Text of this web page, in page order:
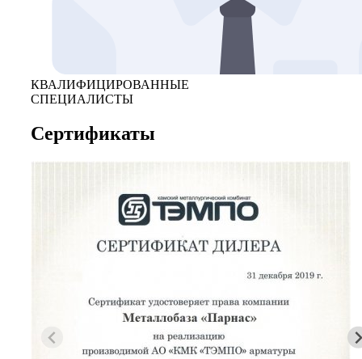
КВАЛИФИЦИРОВАННЫЕ
СПЕЦИАЛИСТЫ
Сертификаты